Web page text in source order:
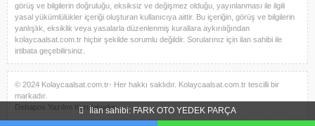
İlan sahibi: FARK OTO YEDEK PARÇA
görüş ve bilgilerin doğruluğu, eksiksiz ve değişmez olduğu, yayınlanması ile ilgili
yasal yükümlülükler içeriği oluşturan kullanıcıya aittir. Bu içeriğin, görüş ve bilgilerin
yanlışlık, eksiklik veya yasalarla düzenlenmiş kurallara aykırılığından
kolaycaalsat.com.tr hiçbir şekilde sorumlu değildir. Sorularınız için ilan sahibi ile
irtibata geçebilirsiniz.
© 2024 Kolaycaalsat.com.tr- Her hakkı saklıdır. Kolaycaalsat.com.tr tescilli bir
markadır.
Dehapos Yazılım Kuruluşudur.